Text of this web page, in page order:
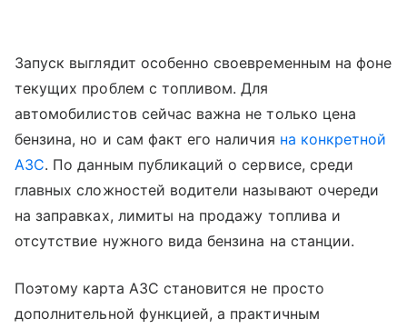
Запуск выглядит особенно своевременным на фоне
текущих проблем с топливом. Для
автомобилистов сейчас важна не только цена
бензина, но и сам факт его наличия на конкретной
АЗС. По данным публикаций о сервисе, среди
главных сложностей водители называют очереди
на заправках, лимиты на продажу топлива и
отсутствие нужного вида бензина на станции.
Поэтому карта АЗС становится не просто
дополнительной функцией, а практичным